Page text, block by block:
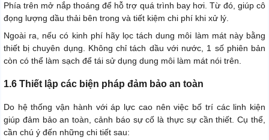
Phía trên mở nắp thoáng để hỗ trợ quá trình bay hơi. Từ đó, giúp cô
đọng lượng dầu thải bên trong và tiết kiệm chi phí khi xử lý.
Ngoài ra, nếu có kinh phí hãy lọc tách dung môi làm mát này bằng
thiết bị chuyên dụng. Không chỉ tách dầu với nước, 1 số phiên bản
còn có thể làm sạch để tái sử dụng dung môi làm mát nói trên.
1.6 Thiết lập các biện pháp đảm bảo an toàn
Do hệ thống vận hành với áp lực cao nên việc bố trí các linh kiện
giúp đảm bảo an toàn, cảnh báo sự cố là thực sự cần thiết. Cụ thể,
cần chú ý đến những chi tiết sau: